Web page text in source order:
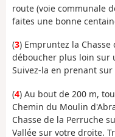
route (voie communale
faites une bonne
(3) Empruntez la
déboucher plus loin sur
Suivez-la en prenant
(4) Au bout de 200 m,
Chemin du Moulin
Chasse de la Perruche
Vallée sur votre droite.